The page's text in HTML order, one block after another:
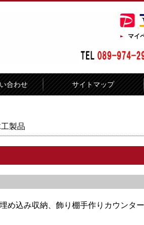
マイ
合わせ サイトマップ
製品
込み収納、飾り棚手作りカウンタ